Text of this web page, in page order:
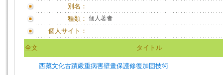
別名：
種類： 個人著者
個人サイト：
全文 タイトル
西藏文化古蹟嚴重病害壁畫保護修復加固技術